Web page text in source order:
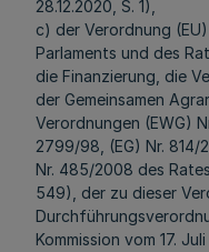
28.12.2020, S. 1),
c) der Verordnung
Parlaments und des
die Finanzierung, die
der Gemeinsamen
Verordnungen (EWG)
2799/98, (EG) Nr. 814/
Nr. 485/2008 des
549), der zu dieser
Kommission vom 17.